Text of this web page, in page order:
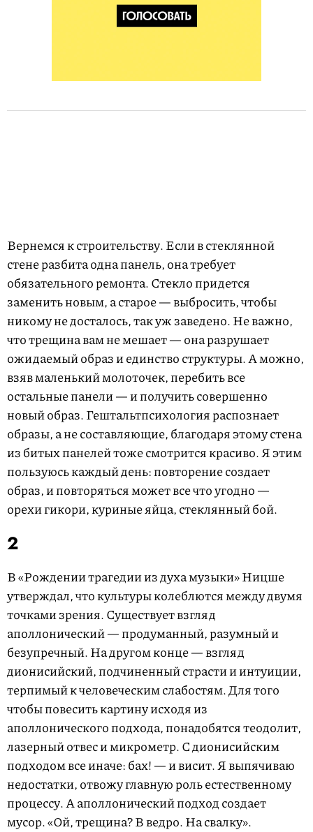
Вернемся к строительству. Если в стеклянной
стене разбита одна панель, она требует
обязательного ремонта. Стекло придется
заменить новым, а старое — выбросить, чтобы
никому не досталось, так уж заведено. Не важно,
что трещина вам не мешает — она разрушает
ожидаемый образ и единство структуры. А можно,
взяв маленький молоточек, перебить все
остальные панели — и получить совершенно
новый образ. Гештальтпсихология распознает
образы, а не составляющие, благодаря этому стена
из битых панелей тоже смотрится красиво. Я этим
пользуюсь каждый день: повторение создает
образ, и повторяться может все что угодно —
орехи гикори, куриные яйца, стеклянный бой.
2
В «Рождении трагедии из духа музыки» Ницше
утверждал, что культуры колеблются между двумя
точками зрения. Существует взгляд
аполлонический — продуманный, разумный и
безупречный. На другом конце — взгляд
дионисийский, подчиненный страсти и интуиции,
терпимый к человеческим слабостям. Для того
чтобы повесить картину исходя из
аполлонического подхода, понадобятся теодолит,
лазерный отвес и микрометр. С дионисийским
подходом все иначе: бах! — и висит. Я выпячиваю
недостатки, отвожу главную роль естественному
процессу. А аполлонический подход создает
мусор. «Ой, трещина? В ведро. На свалку».